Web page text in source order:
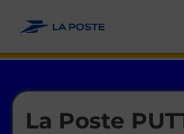
La Poste
Le lien s'ouvre dans un